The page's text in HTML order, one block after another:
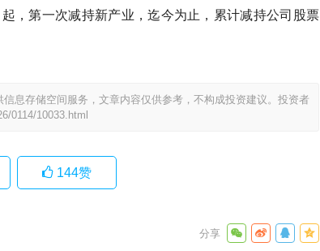
，第一次减持新产业，迄今为止，累计减持公司股票
息存储空间服务，文章内容仅供参考，不构成投资建议。投资者
0114/10033.html
144赞